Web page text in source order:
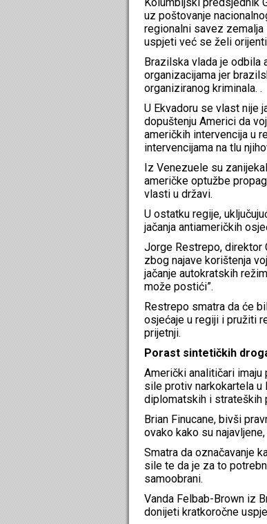
uz poštovanje
regionalni savez zemalja
uspjeti već se želi
Brazilska vlada je odbila
organizacijama jer
organiziranog kriminala. .
U Ekvadoru se vlast nije
dopuštenju Americi da
američkih intervencija u
intervencijama na tlu
Iz Venezuele su
američke optužbe
vlasti u državi.
U ostatku regije,
jačanja antiameričkih
Jorge Restrepo, direktor
zbog najave korištenja
jačanje autokratskih
može postići”.
Restrepo smatra da će
osjećaje u regiji i pružiti
prijetnji.
Porast sintetičkih
Američki analitičari
sile protiv narkokartela u
diplomatskih i strateških
Brian Finucane, bivši
ovako kako su
Smatra da označavanje
sile te da je za to
samoobrani.
Vanda Felbab-Brown iz
donijeti kratkoročne